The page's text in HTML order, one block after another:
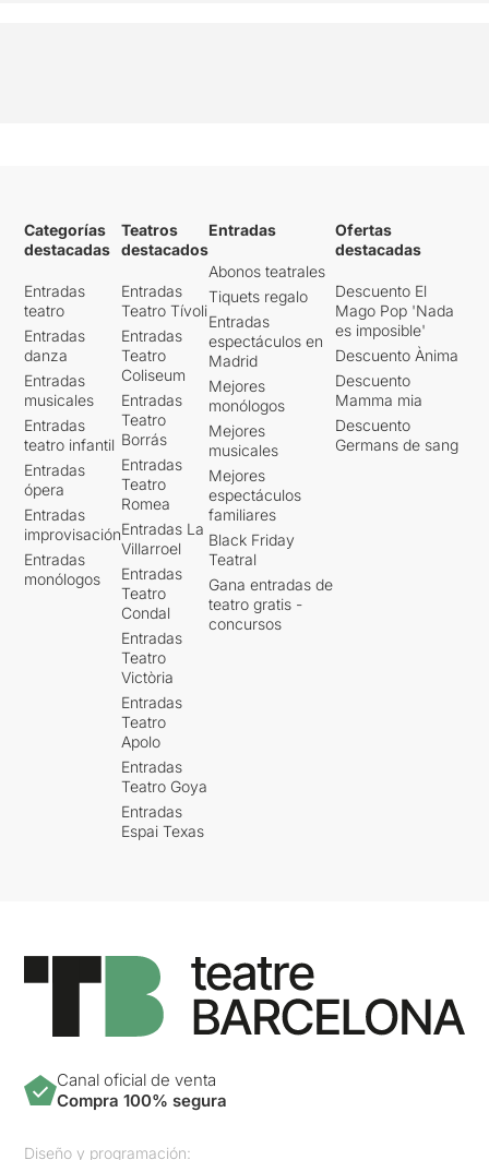
Categorías
destacadas
Entradas
teatro
Entradas
danza
Entradas
musicales
Entradas
teatro infantil
Entradas
ópera
Entradas
improvisación
Entradas
monólogos
Teatros
destacados
Entradas
Teatro Tívoli
Entradas
Teatro
Coliseum
Entradas
Teatro
Borrás
Entradas
Teatro
Romea
Entradas La
Villarroel
Entradas
Teatro
Condal
Entradas
Teatro
Victòria
Entradas
Teatro
Apolo
Entradas
Teatro Goya
Entradas
Espai Texas
Entradas
Abonos teatrales
Tiquets regalo
Entradas
espectáculos en
Madrid
Mejores
monólogos
Mejores
musicales
Mejores
espectáculos
familiares
Black Friday
Teatral
Gana entradas de
teatro gratis -
concursos
Ofertas
destacadas
Descuento El
Mago Pop 'Nada
es imposible'
Descuento Ànima
Descuento
Mamma mia
Descuento
Germans de sang
Canal oficial de venta
Compra 100% segura
Diseño y programación: